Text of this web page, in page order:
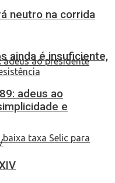
ainda é insuficiente,
neutro na corrida
adeus ao
e